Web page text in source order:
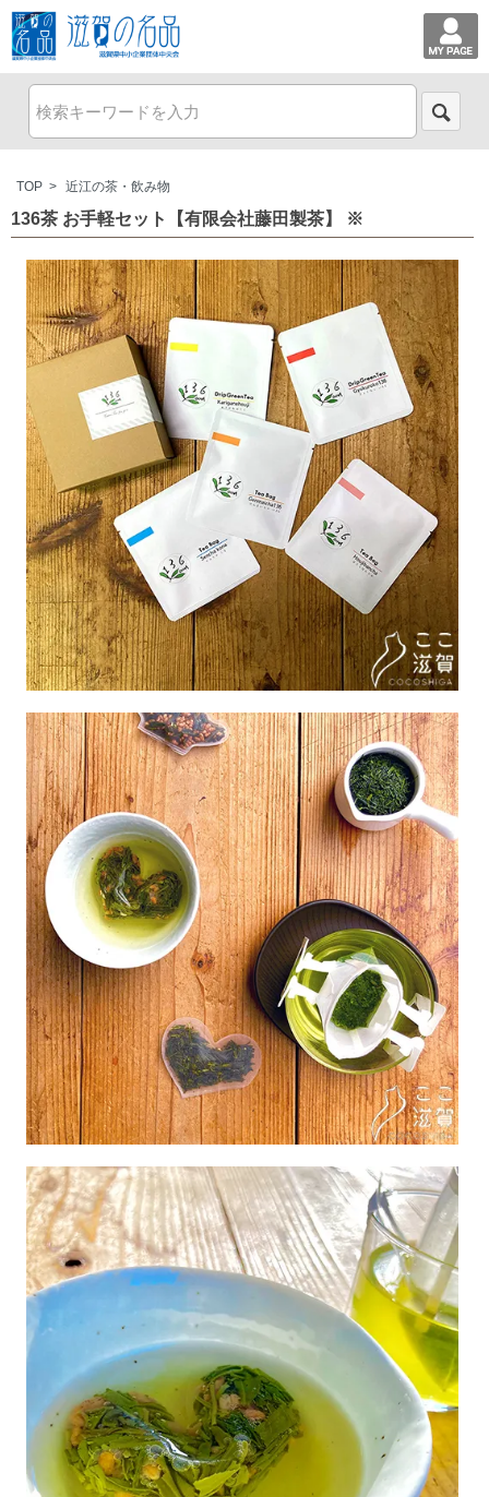
TOP > 近江の茶・飲み物
136茶 お手軽セット【有限会社藤田製茶】 ※